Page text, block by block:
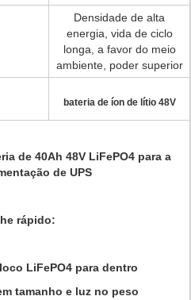
Densidade de alta
energia, vida de ciclo
longa, a favor do meio
ambiente, poder superior
bateria de íon de lítio 48V
de 40Ah 48V LiFePO4 para a
de UPS
rápido:
LiFePO4 para dentro
tamanho e luz no peso